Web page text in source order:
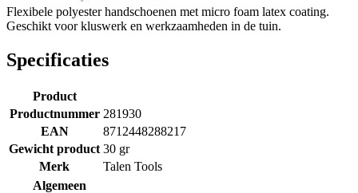
Flexibele polyester handschoenen met micro foam latex coating.
Geschikt voor kluswerk en werkzaamheden in de tuin.
Specificaties
Product
Productnummer 281930
EAN
8712448288217
Gewicht product 30 gr
Merk
Talen Tools
Algemeen